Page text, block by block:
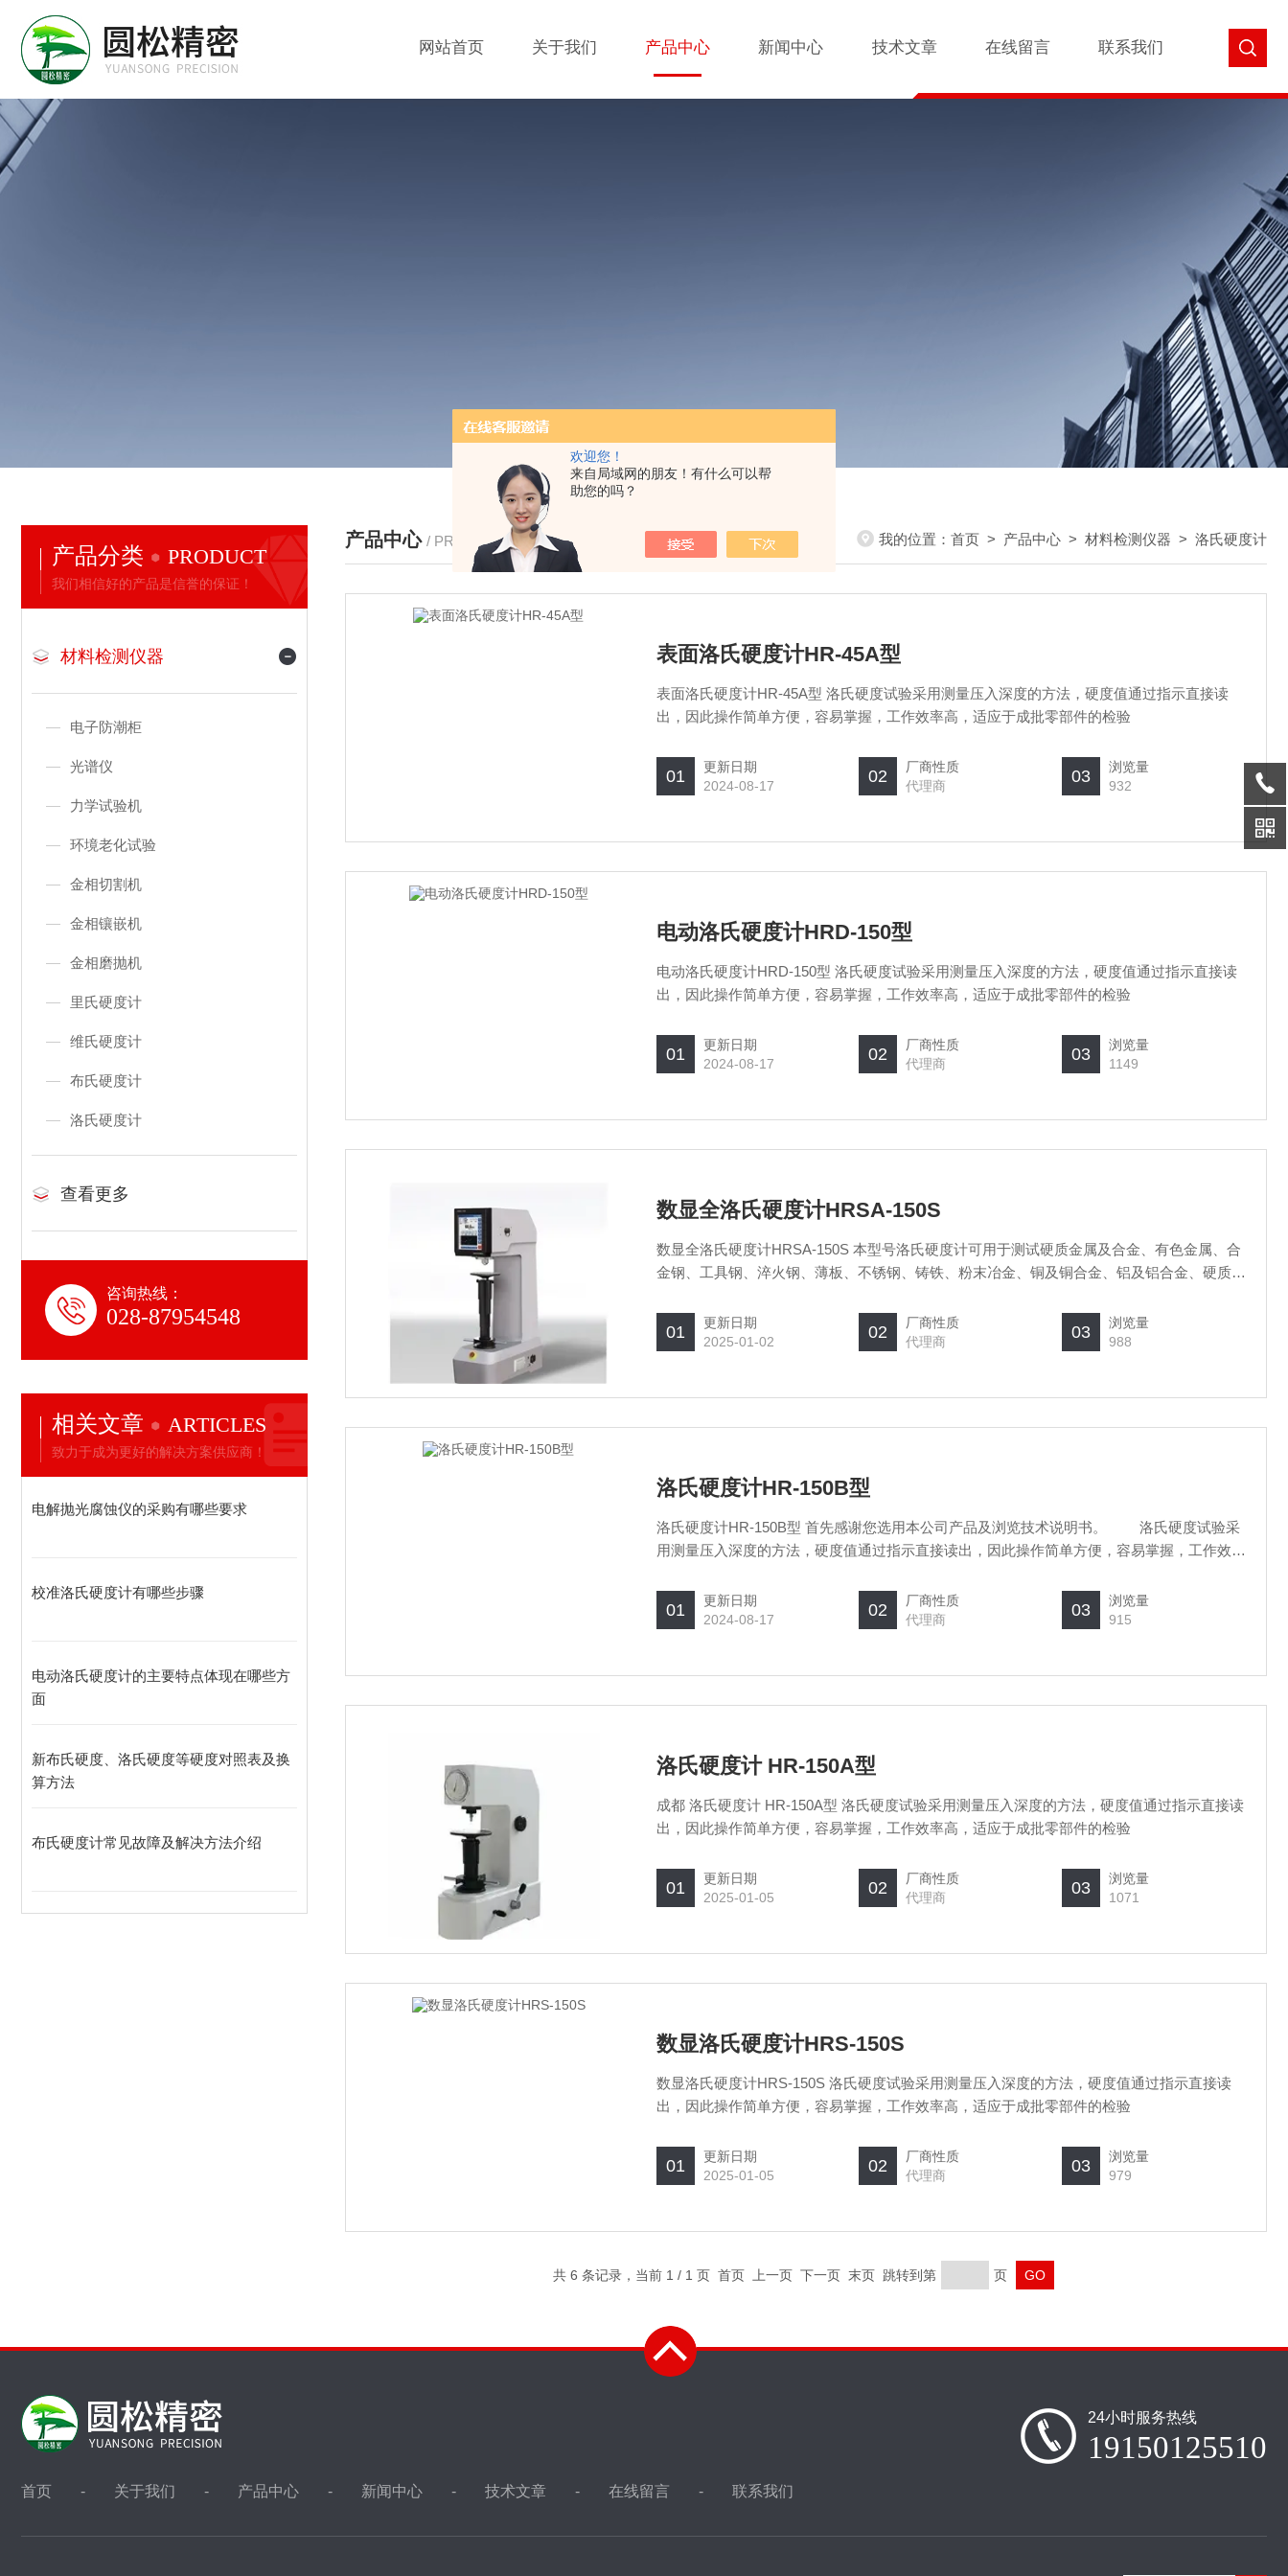
欢迎您！
来自局域网的朋友！有什么可以帮
助您的吗？
网站首页 关于我们 产品中心 新闻中心 技术文章 在线留言 联系我们
产品分类 PRODUCT
我们相信好的产品是信誉的保证！
材料检测仪器
电子防潮柜
光谱仪
力学试验机
环境老化试验
金相切割机
金相镶嵌机
金相磨抛机
里氏硬度计
维氏硬度计
布氏硬度计
洛氏硬度计
查看更多
咨询热线：
028-87954548
相关文章 ARTICLES
致力于成为更好的解决方案供应商！
电解抛光腐蚀仪的采购有哪些要求
校准洛氏硬度计有哪些步骤
电动洛氏硬度计的主要特点体现在哪些方
面
新布氏硬度、洛氏硬度等硬度对照表及换
算方法
布氏硬度计常见故障及解决方法介绍
产品中心 / PRODUCTS 我的位置： 首页 > 产品中心 > 材料检测仪器 > 洛氏硬度计
表面洛氏硬度计HR-45A型
表面洛氏硬度计HR-45A型 洛氏硬度试验采用测量压入深度的方法，硬度值通过指示直接读
出，因此操作简单方便，容易掌握，工作效率高，适应于成批零部件的检验
01
更新日期
2024-08-17
02
厂商性质
代理商
03
浏览量
932
电动洛氏硬度计HRD-150型
电动洛氏硬度计HRD-150型 洛氏硬度试验采用测量压入深度的方法，硬度值通过指示直接读
出，因此操作简单方便，容易掌握，工作效率高，适应于成批零部件的检验
01
更新日期
2024-08-17
02
厂商性质
代理商
03
浏览量
1149
数显全洛氏硬度计HRSA-150S
数显全洛氏硬度计HRSA-150S 本型号洛氏硬度计可用于测试硬质金属及合金、有色金属、合
金钢、工具钢、淬火钢、薄板、不锈钢、铸铁、粉末冶金、铜及铜合金、铝及铝合金、硬质塑
01
更新日期
2025-01-02
02
厂商性质
代理商
03
浏览量
988
洛氏硬度计HR-150B型
洛氏硬度计HR-150B型 首先感谢您选用本公司产品及浏览技术说明书。 洛氏硬度试验采
用测量压入深度的方法，硬度值通过指示直接读出，因此操作简单方便，容易掌握，工作效率
01
更新日期
2024-08-17
02
厂商性质
代理商
03
浏览量
915
洛氏硬度计 HR-150A型
成都 洛氏硬度计 HR-150A型 洛氏硬度试验采用测量压入深度的方法，硬度值通过指示直接读
出，因此操作简单方便，容易掌握，工作效率高，适应于成批零部件的检验
01
更新日期
2025-01-05
02
厂商性质
代理商
03
浏览量
1071
数显洛氏硬度计HRS-150S
数显洛氏硬度计HRS-150S 洛氏硬度试验采用测量压入深度的方法，硬度值通过指示直接读
出，因此操作简单方便，容易掌握，工作效率高，适应于成批零部件的检验
01
更新日期
2025-01-05
02
厂商性质
代理商
03
浏览量
979
共 6 条记录，当前 1 / 1 页 首页 上一页 下一页 末页 跳转到第 页
首页 关于我们 产品中心 新闻中心 技术文章 在线留言 联系我们
24小时服务热线
19150125510